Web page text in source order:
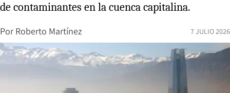
de contaminantes en la cuenca capitalina.
Por Roberto Martínez 7 JULIO 2026